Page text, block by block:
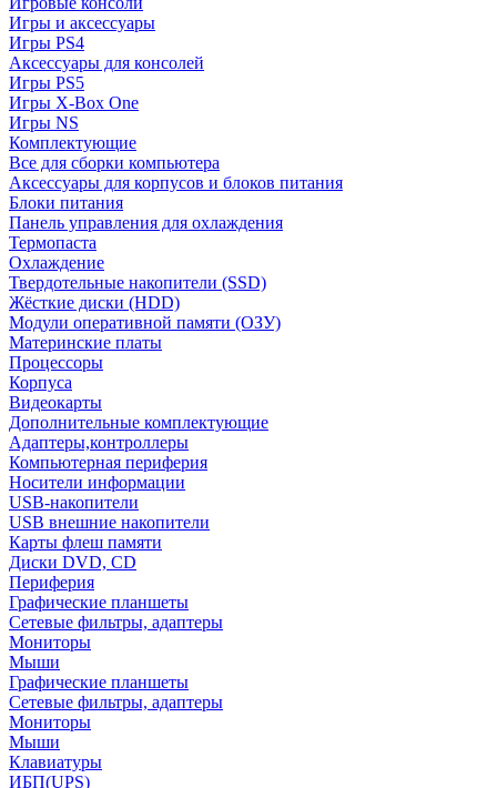
Игры и аксессуары
Игры PS4
Аксессуары для консолей
Игры PS5
Игры X-Box One
Игры NS
Комплектующие
Все для сборки компьютера
Аксессуары для корпусов и блоков питания
Блоки питания
Панель управления для охлаждения
Термопаста
Охлаждение
Твердотельные накопители (SSD)
Жёсткие диски (HDD)
Модули оперативной памяти (ОЗУ)
Материнские платы
Процессоры
Корпуса
Видеокарты
Дополнительные комплектующие
Адаптеры,контроллеры
Компьютерная периферия
Носители информации
USB-накопители
USB внешние накопители
Карты флеш памяти
Диски DVD, CD
Периферия
Графические планшеты
Сетевые фильтры, адаптеры
Мониторы
Мыши
Графические планшеты
Сетевые фильтры, адаптеры
Мониторы
Мыши
Клавиатуры
ИБП(UPS)